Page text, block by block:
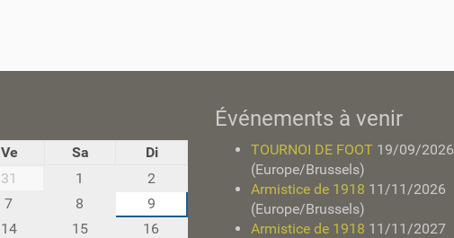
Ve Sa
Di
31 1
2
7 8
9
14 15
16
Événements à venir
TOURNOI DE FOOT 19/09/2026
(Europe/Brussels)
Armistice de 1918 11/11/2026
(Europe/Brussels)
Armistice de 1918 11/11/2027